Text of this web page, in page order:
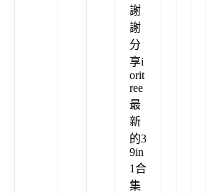
謝
謝
分
享i
orit
ree
最
新
的3
9in
1合
集